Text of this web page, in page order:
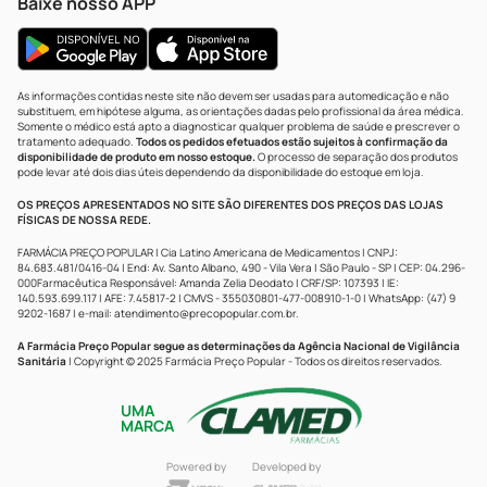
As informações contidas neste site não devem ser usadas para automedicação e não
substituem, em hipótese alguma, as orientações dadas pelo profissional da área médica.
Somente o médico está apto a diagnosticar qualquer problema de saúde e prescrever o
tratamento adequado. Todos os pedidos efetuados estão sujeitos à confirmação da
disponibilidade de produto em nosso estoque.O processo de separação dos produtos
pode levar até dois dias úteis dependendo da disponibilidade do estoque em loja.
OS PREÇOS APRESENTADOS NO SITE SÃO DIFERENTES DOS PREÇOS DAS LOJAS
FÍSICAS DE NOSSA REDE.
FARMÁCIA PREÇO POPULAR | Cia Latino Americana de Medicamentos | CNPJ:
84.683.481/0416-04 | End: Av. Santo Albano, 490 - Vila Vera | São Paulo - SP | CEP: 04.296-
000Farmacêutica Responsável: Amanda Zelia Deodato | CRF/SP: 107393 | IE:
140.593.699.117 | AFE: 7.45817-2 | CMVS - 355030801-477-008910-1-0 | WhatsApp: (47) 9
9202-1687 | e-mail: atendimento@precopopular.com.br.
A Farmácia Preço Popular segue as determinações da Agência Nacional de Vigilância
Sanitária | Copyright © 2025 Farmácia Preço Popular - Todos os direitos reservados.
UMA
MARCA
Powered by Developed by